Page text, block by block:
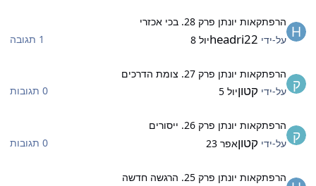
הרפתקאות יונתן פרק 28. בכי אכזרי
על-ידי headri22יול 8
1 תגובה
הרפתקאות יונתן פרק 27. צומת הדרכים
על-ידי קטוןיול 5
0 תגובות
הרפתקאות יונתן פרק 26. ייסורים
על-ידי קטוןאפר 23
0 תגובות
הרפתקאות יונתן פרק 25. הרגשה חדשה